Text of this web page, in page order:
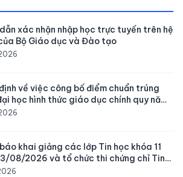
xác nhận nhập học trực tuyến trên hệ
Bộ Giáo dục và Đào tạo
về việc công bố điểm chuẩn trúng
học hình thức giáo dục chính quy năm
khai giảng các lớp Tin học khóa 11
08/2026 và tổ chức thi chứng chỉ Tin
dụng CNTT khóa 10 ngày 08/08/2026